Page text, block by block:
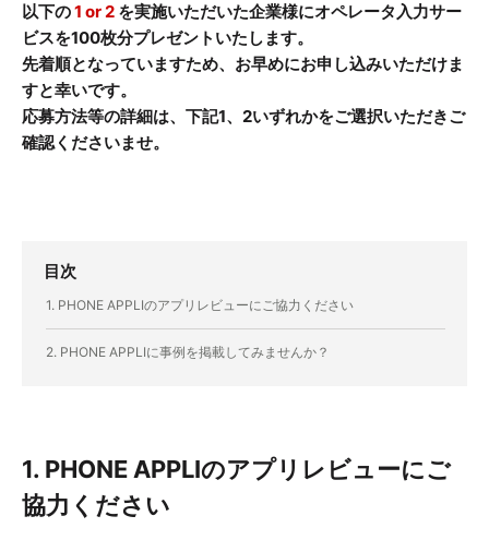
以下の1 or 2 を実施いただいた企業様にオペレータ入力サー
ビスを100枚分プレゼントいたします。
先着順となっていますため、お早めにお申し込みいただけま
すと幸いです。
応募方法等の詳細は、下記1、2いずれかをご選択いただきご
確認くださいませ。
目次
1. PHONE APPLIのアプリレビューにご協力ください
2. PHONE APPLIに事例を掲載してみませんか？
1. PHONE APPLIのアプリレビューにご
協力ください